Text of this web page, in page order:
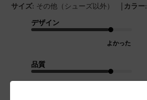
サイズ: その他（シューズ以外） | カラー:
デザイン
よかった
品質